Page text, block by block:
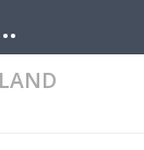
Datenbank